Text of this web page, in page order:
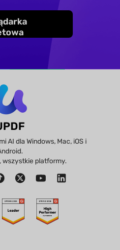
AI dla Windows, Mac, iOS i
wszystkie platformy.